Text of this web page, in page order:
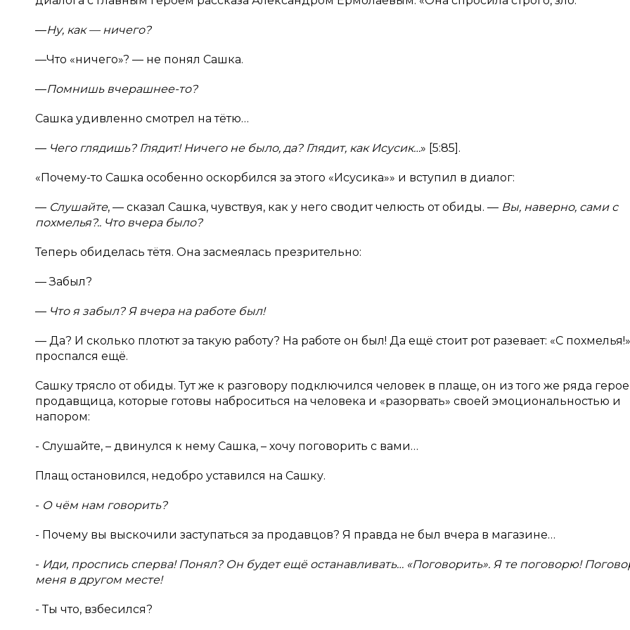
—Ну, как — ничего?
—Что «ничего»? — не понял Сашка.
—Помнишь вчерашнее-то?
Сашка удивленно смотрел на тётю…
— Чего глядишь? Глядит! Ничего не было, да? Глядит, как Исусик…» [5:85].
«Почему-то Сашка особенно оскорбился за этого «Исусика»» и вступил в диалог:
— Слушайте, — сказал Сашка, чувствуя, как у него сводит челюсть от обиды. — Вы, наверно, сами с
похмелья?.. Что вчера было?
Теперь обиделась тётя. Она засмеялась презрительно:
— Забыл?
— Что я забыл? Я вчера на работе был!
— Да? И сколько плотют за такую работу? На работе он был! Да ещё стоит рот разевает: «С
проспался ещё.
Сашку трясло от обиды. Тут же к разговору подключился человек в плаще, он из того же ряда
продавщица, которые готовы наброситься на человека и «разорвать» своей эмоциональностью и
напором:
- Слушайте, – двинулся к нему Сашка, – хочу поговорить с вами…
Плащ остановился, недобро уставился на Сашку.
- О чём нам говорить?
- Почему вы выскочили заступаться за продавцов? Я правда не был вчера в магазине…
- Иди, проспись сперва! Понял? Он будет ещё останавливать… «Поговорить». Я те поговорю!
меня в другом месте!
- Ты что, взбесился?